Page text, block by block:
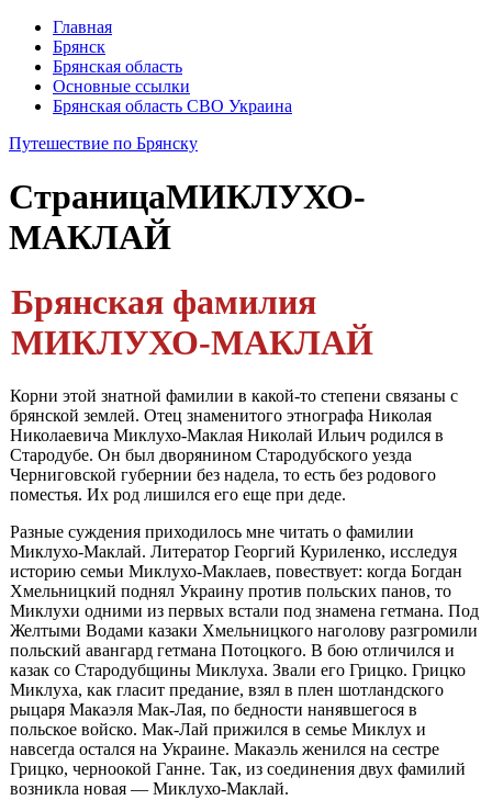
Главная
Брянск
Брянская область
Основные ссылки
Брянская область СВО Украина
Путешествие по Брянску
СтраницаМИКЛУХО-
МАКЛАЙ
Брянская фамилия
МИКЛУХО-МАКЛАЙ
Корни этой знатной фамилии в какой-то степени связаны с
брянс­кой землей. Отец знаменитого этнографа Николая
Николаевича Мик­лухо-Маклая Николай Ильич родился в
Стародубе. Он был дворяни­ном Стародубского уезда
Черниговской губернии без надела, то есть без родового
поместья. Их род лишился его еще при деде.
Разные суждения приходилось мне читать о фамилии
Миклухо-Маклай. Литератор Георгий Куриленко, исследуя
историю семьи Мик­лухо-Маклаев, повествует: когда Богдан
Хмельницкий поднял Украину против польских панов, то
Миклухи одними из первых встали под зна­мена гетмана. Под
Желтыми Водами казаки Хмельницкого наголову разгромили
польский авангард гетмана Потоцкого. В бою отличился и
казак со Стародубщины Миклуха. Звали его Грицко. Грицко
Миклуха, как гласит предание, взял в плен шотландского
рыцаря Макаэля Мак-Лая, по бедности нанявшегося в
польское войско. Мак-Лай прижился в семье Миклух и
навсегда остался на Украине. Макаэль женился на сестре
Грицко, черноокой Ганне. Так, из соединения двух фамилий
возникла новая — Миклухо-Маклай.